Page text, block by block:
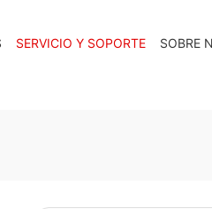
SERVICIO Y SOPORTE SOBRE